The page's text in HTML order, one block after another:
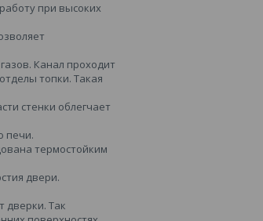
при высоких
Канал проходит
топки. Такая
стенки облегчает
печи.
термостойким
двери.
дверки. Так